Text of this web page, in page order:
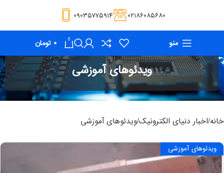
۰۲۱۸۶۰۸۵۶۸۰ ۰۹۰۳۵۷۷۵۹۱۴
منو 0 ۰ تومان
ویدئوهای آموزشی
خانه اخبار دنیای الکترونیکویدئوهای آموزشی
ویدئوهای آموزشی